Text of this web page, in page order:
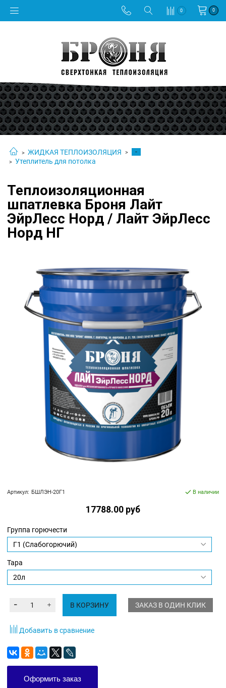
0 0
ЖИДКАЯ ТЕПЛОИЗОЛЯЦИЯ
-
Утеплитель для потолка
Теплоизоляционная
шпатлевка Броня Лайт
ЭйрЛесс Норд / Лайт ЭйрЛесс
Норд НГ
Артикул: БШЛЭН-20Г1 В наличии
17788.00 руб
Группа горючести
Тара
В КОРЗИНУ ЗАКАЗ В ОДИН КЛИК
Добавить в сравнение
Оформить заказ